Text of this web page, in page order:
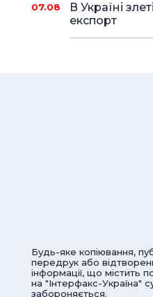
07.08
В Україні
експорт
Будь-яке копіювання,
передрук або
інформації, що містить
на "Інтерфакс-Україна"
забороняється.